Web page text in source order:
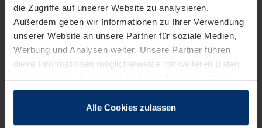
die Zugriffe auf unserer Website zu analysieren.
Außerdem geben wir Informationen zu Ihrer Verwendung
unserer Website an unsere Partner für soziale Medien,
Werbung und Analysen weiter. Unsere Partner führen
diese Informationen möglicherweise mit weiteren Daten
sie im Rahmen Ihrer Nutzung der Dienste gesammelt
Alle Cookies zulassen